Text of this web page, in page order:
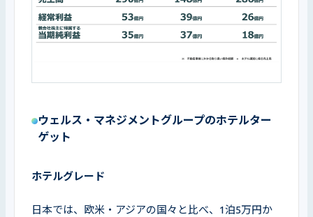
ウェルス・マネジメントグループのホテルター
ゲット
ホテルグレード
日本では、欧米・アジアの国々と比べ、1泊5万円か